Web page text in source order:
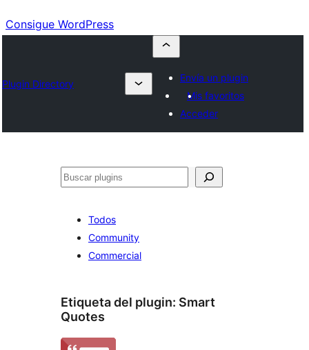
Consigue WordPress
Plugin Directory
Envía un plugin
Mis favoritos
Acceder
Buscar
Todos
Community
Commercial
Etiqueta del plugin: Smart
Quotes